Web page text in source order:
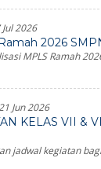
2026
2026
MPLS Ramah
Jun 2026
KELAS VII &
jadwal kegiatan